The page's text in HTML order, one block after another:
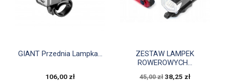
 Szybki podgląd
GIANT Przednia Lampka...
106,00 zł
Szybki podgląd
ZESTAW LAMPEK
ROWEROWYCH...
45,00 zł 38,25 zł